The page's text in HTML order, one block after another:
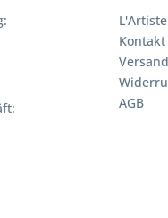
Kontakt
AGB